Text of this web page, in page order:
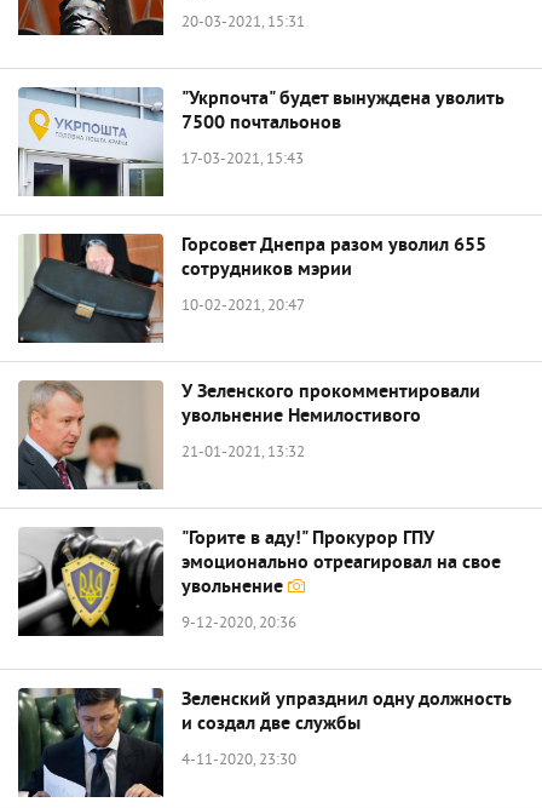
20-03-2021, 15:31
"Укрпочта" будет вынуждена уволить
7500 почтальонов
17-03-2021, 15:43
Горсовет Днепра разом уволил 655
сотрудников мэрии
10-02-2021, 20:47
У Зеленского прокомментировали
увольнение Немилостивого
21-01-2021, 13:32
"Горите в аду!" Прокурор ГПУ
эмоционально отреагировал на свое
увольнение
9-12-2020, 20:36
Зеленский упразднил одну должность
и создал две службы
4-11-2020, 23:30